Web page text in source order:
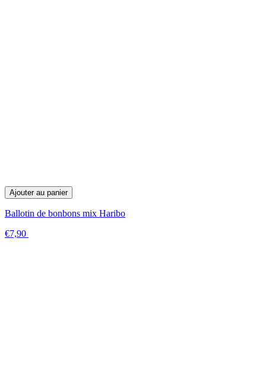
Ajouter au panier
Ballotin de bonbons mix Haribo
€7,90